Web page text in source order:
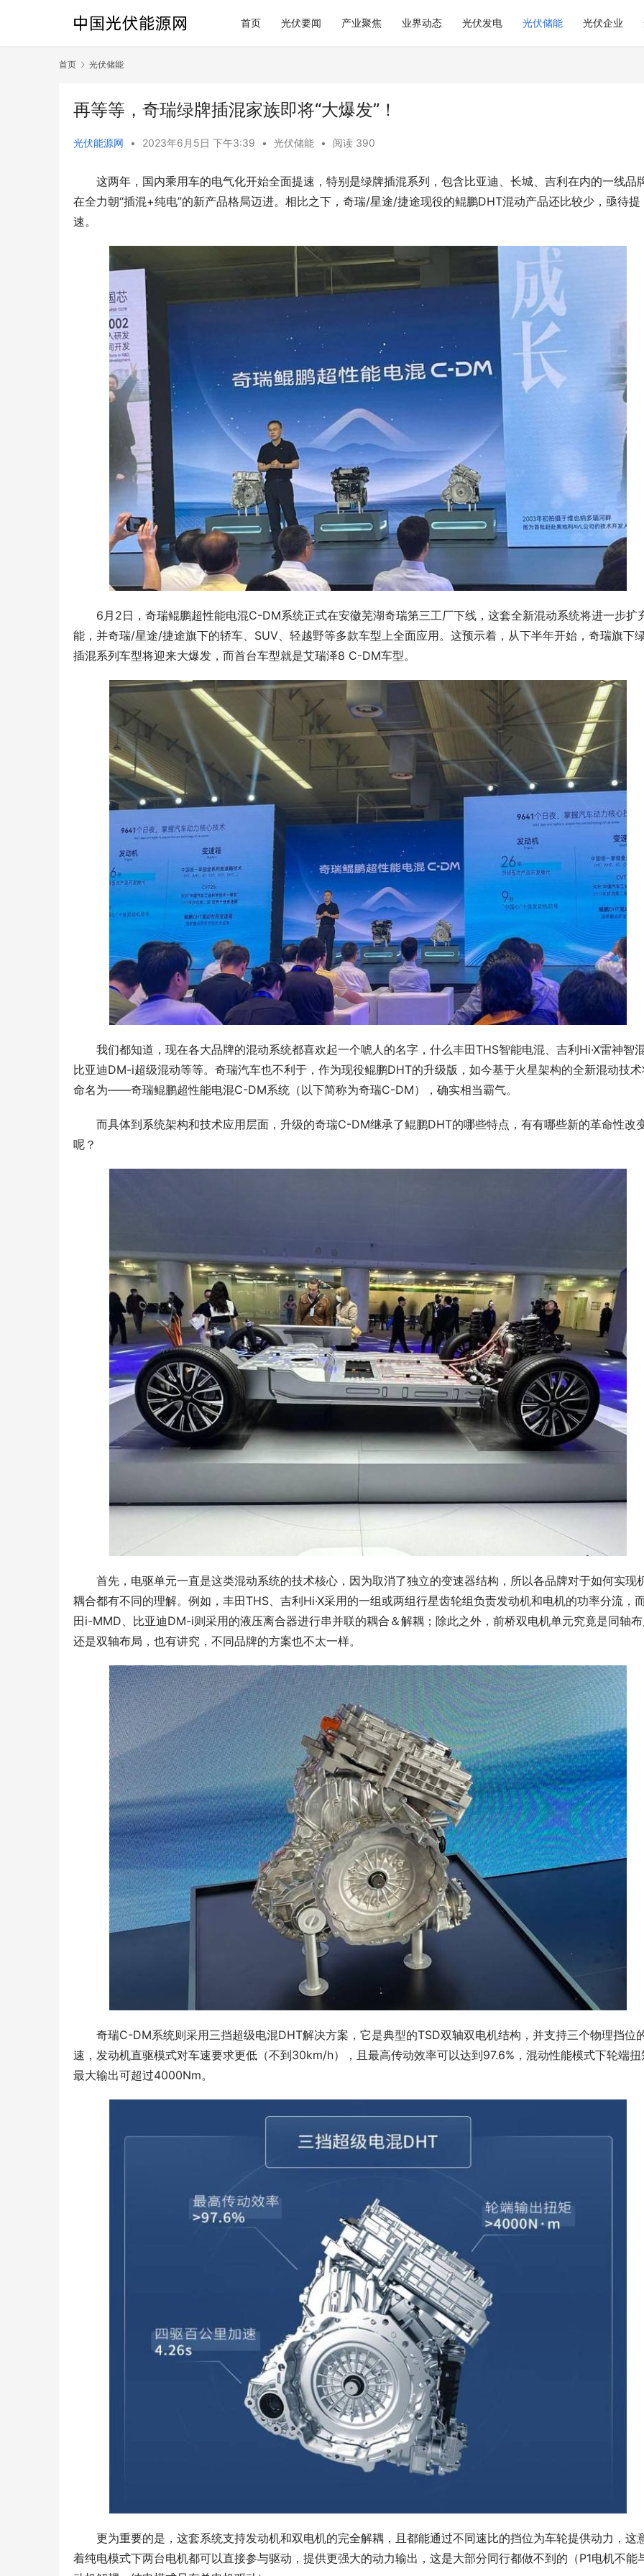
首页 光伏要闻 产业聚焦 业界动态 光伏发电 光伏储能 光伏企业
首页 光伏储能
再等等，奇瑞绿牌插混家族即将“大爆发”！
光伏能源网 • 2023年6月5日 下午3:39 • 光伏储能 • 阅读 390
这两年，国内乘用车的电气化开始全面提速，特别是绿牌插混系列，包含比亚迪、长城、吉利在内的一线品
在全力朝“插混+纯电”的新产品格局迈进。相比之下，奇瑞/星途/捷途现役的鲲鹏DHT混动产品还比较少，亟待提
速。
6月2日，奇瑞鲲鹏超性能电混C-DM系统正式在安徽芜湖奇瑞第三工厂下线，这套全新混动系统将进一步扩
能，并奇瑞/星途/捷途旗下的轿车、SUV、轻越野等多款车型上全面应用。这预示着，从下半年开始，奇瑞旗下
插混系列车型将迎来大爆发，而首台车型就是艾瑞泽8 C-DM车型。
我们都知道，现在各大品牌的混动系统都喜欢起一个唬人的名字，什么丰田THS智能电混、吉利Hi·X雷神智
比亚迪DM-i超级混动等等。奇瑞汽车也不利于，作为现役鲲鹏DHT的升级版，如今基于火星架构的全新混动技
命名为——奇瑞鲲鹏超性能电混C-DM系统（以下简称为奇瑞C-DM），确实相当霸气。
而具体到系统架构和技术应用层面，升级的奇瑞C-DM继承了鲲鹏DHT的哪些特点，有有哪些新的革命性改
呢？
首先，电驱单元一直是这类混动系统的技术核心，因为取消了独立的变速器结构，所以各品牌对于如何实现
耦合都有不同的理解。例如，丰田THS、吉利Hi·X采用的一组或两组行星齿轮组负责发动机和电机的功率分流，
田i-MMD、比亚迪DM-i则采用的液压离合器进行串并联的耦合＆解耦；除此之外，前桥双电机单元究竟是同轴
还是双轴布局，也有讲究，不同品牌的方案也不太一样。
奇瑞C-DM系统则采用三挡超级电混DHT解决方案，它是典型的TSD双轴双电机结构，并支持三个物理挡位
速，发动机直驱模式对车速要求更低（不到30km/h），且最高传动效率可以达到97.6%，混动性能模式下轮端扭
最大输出可超过4000Nm。
更为重要的是，这套系统支持发动机和双电机的完全解耦，且都能通过不同速比的挡位为车轮提供动力，这
着纯电模式下两台电机都可以直接参与驱动，提供更强大的动力输出，这是大部分同行都做不到的（P1电机不能